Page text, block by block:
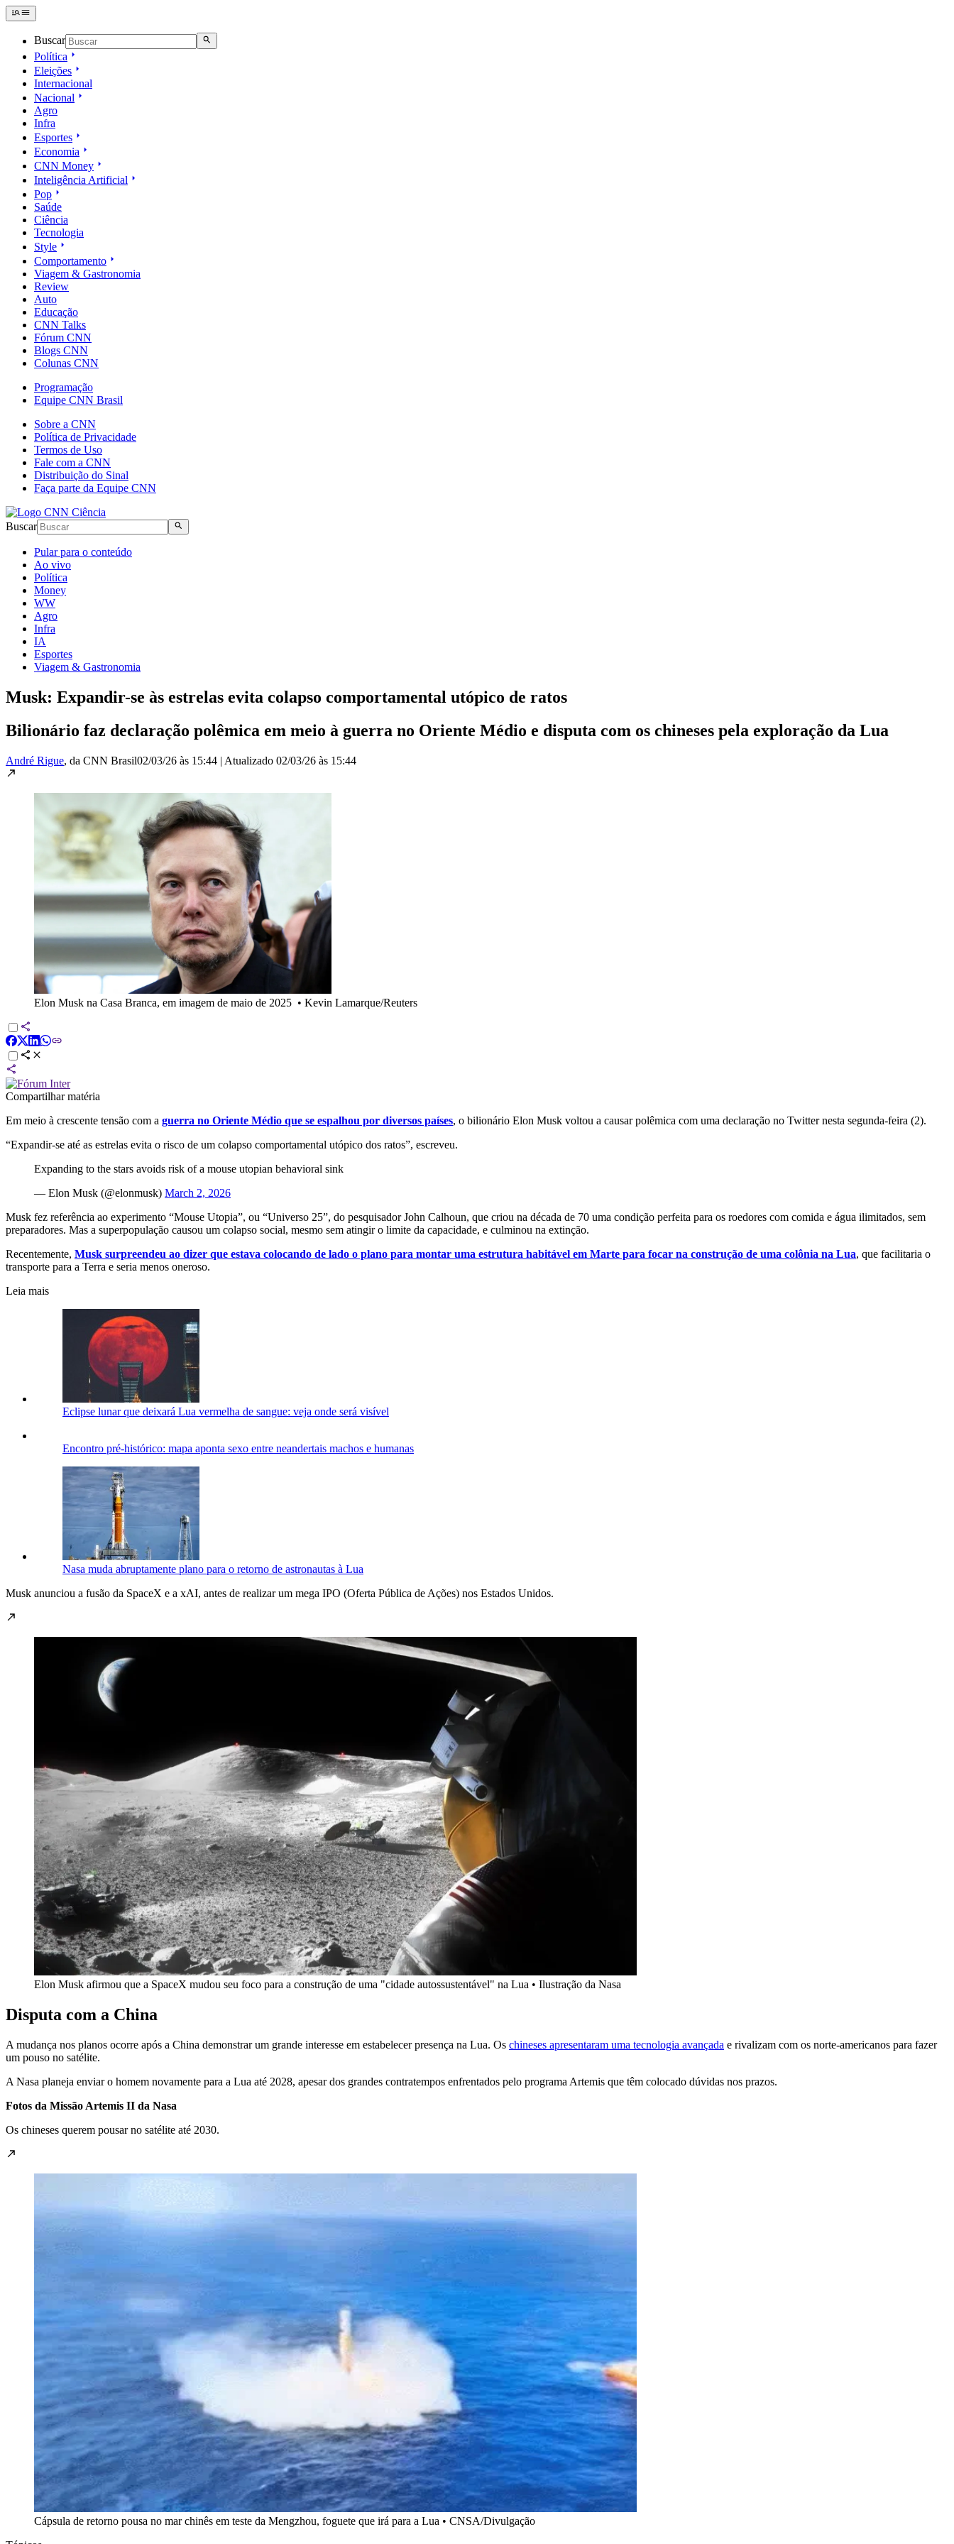
Buscar
Política
Eleições
Internacional
Nacional
Agro
Infra
Esportes
Economia
CNN Money
Inteligência Artificial
Pop
Saúde
Ciência
Tecnologia
Style
Comportamento
Viagem & Gastronomia
Review
Auto
Educação
CNN Talks
Fórum CNN
Blogs CNN
Colunas CNN
Programação
Equipe CNN Brasil
Sobre a CNN
Política de Privacidade
Termos de Uso
Fale com a CNN
Distribuição do Sinal
Faça parte da Equipe CNN
Buscar
Pular para o conteúdo
Ao vivo
Política
Money
WW
Agro
Infra
IA
Esportes
Viagem & Gastronomia
Musk: Expandir-se às estrelas evita colapso comportamental utópico de ratos
Bilionário faz declaração polêmica em meio à guerra no Oriente Médio e disputa com os chineses pela exploração da Lua
André Rigue, da CNN Brasil02/03/26 às 15:44 | Atualizado 02/03/26 às 15:44
Elon Musk na Casa Branca, em imagem de maio de 2025 • Kevin Lamarque/Reuters
Compartilhar matéria
Em meio à crescente tensão com a guerra no Oriente Médio que se espalhou por diversos países, o bilionário Elon Musk voltou a causar polêmica com uma declaração no Twitter nesta segunda-feira (2).
“Expandir-se até as estrelas evita o risco de um colapso comportamental utópico dos ratos”, escreveu.
Expanding to the stars avoids risk of a mouse utopian behavioral sink
— Elon Musk (@elonmusk) March 2, 2026
Musk fez referência ao experimento “Mouse Utopia”, ou “Universo 25”, do pesquisador John Calhoun, que criou na década de 70 uma condição perfeita para os roedores com comida e água ilimitados, sem
preparadores. Mas a superpopulação causou um colapso social, mesmo sem atingir o limite da capacidade, e culminou na extinção.
Recentemente, Musk surpreendeu ao dizer que estava colocando de lado o plano para montar uma estrutura habitável em Marte para focar na construção de uma colônia na Lua, que facilitaria o
transporte para a Terra e seria menos oneroso.
Leia mais
Eclipse lunar que deixará Lua vermelha de sangue: veja onde será visível
Encontro pré-histórico: mapa aponta sexo entre neandertais machos e humanas
Nasa muda abruptamente plano para o retorno de astronautas à Lua
Musk anunciou a fusão da SpaceX e a xAI, antes de realizar um mega IPO (Oferta Pública de Ações) nos Estados Unidos.
Elon Musk afirmou que a SpaceX mudou seu foco para a construção de uma "cidade autossustentável" na Lua • Ilustração da Nasa
Disputa com a China
A mudança nos planos ocorre após a China demonstrar um grande interesse em estabelecer presença na Lua. Os chineses apresentaram uma tecnologia avançada e rivalizam com os norte-americanos para fazer
um pouso no satélite.
A Nasa planeja enviar o homem novamente para a Lua até 2028, apesar dos grandes contratempos enfrentados pelo programa Artemis que têm colocado dúvidas nos prazos.
Fotos da Missão Artemis II da Nasa
Os chineses querem pousar no satélite até 2030.
Cápsula de retorno pousa no mar chinês em teste da Mengzhou, foguete que irá para a Lua • CNSA/Divulgação